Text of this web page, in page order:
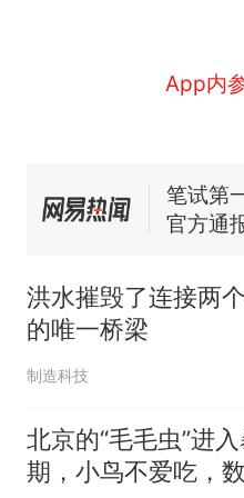
App内
协会回
男子上
窝，原
来源：
笔试第
官方通
么？
洪水摧毁了连接两
的唯一桥梁
制造科技
北京的“毛毛虫”进
期，小鸟不爱吃，